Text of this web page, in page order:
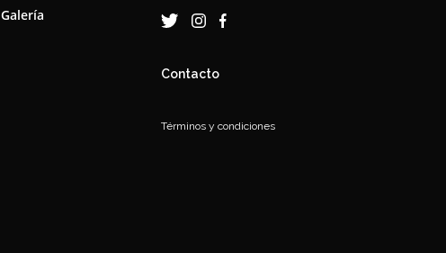
Galería
Contacto
Términos y condiciones